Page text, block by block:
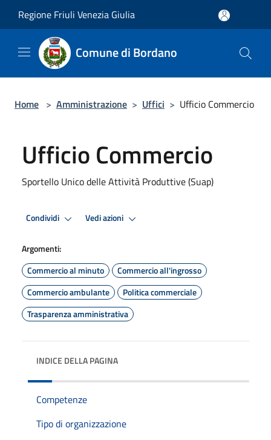
Regione Friuli Venezia Giulia
Comune di Bordano
Home > Amministrazione > Uffici > Ufficio Commercio
Ufficio Commercio
Sportello Unico delle Attività Produttive (Suap)
Condividi Vedi azioni
Argomenti:
Commercio al minuto
Commercio all'ingrosso
Commercio ambulante
Politica commerciale
Trasparenza amministrativa
INDICE DELLA PAGINA
Competenze
Tipo di organizzazione